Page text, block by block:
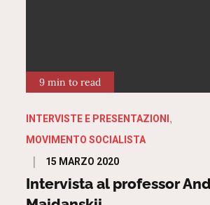
9 min to read
INTERVISTE E PRESENTAZIONI
MOVIMENTO SOCIALISTA
Posted
on
15 MARZO 2020
Intervista al professor